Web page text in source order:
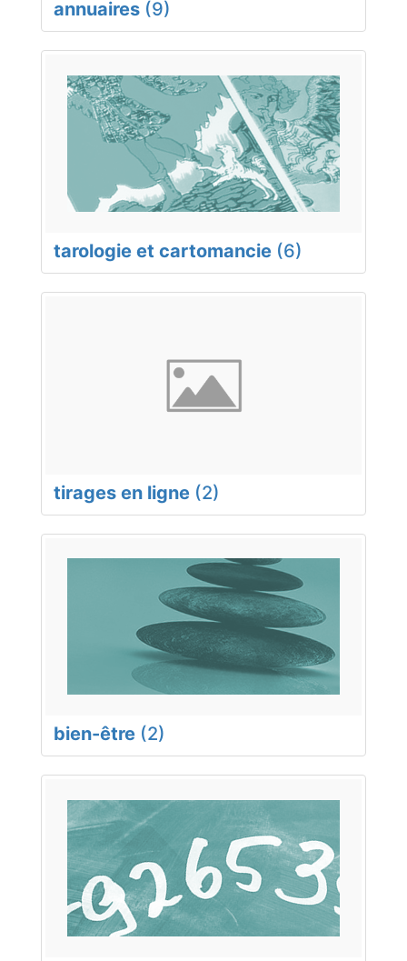
annuaires (9)
tarologie et cartomancie (6)
tirages en ligne (2)
bien-être (2)